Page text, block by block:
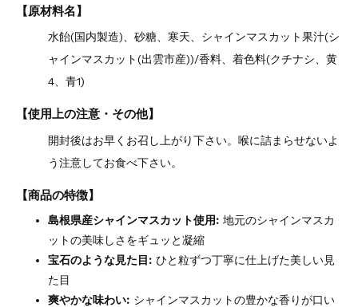
【原材料名】
水飴(国内製造)、砂糖、寒天、シャインマスカット果汁(シ
ャインマスカット(出雲市産))/香料、着色料(クチナシ、黄
4、青1)
【使用上の注意・その他】
開封後はお早くお召し上がり下さい。喉に詰まらせないよ
う注意してお食べ下さい。
【商品の特徴】
島根県産シャインマスカット使用:地元のシャインマスカ
ットの美味しさをギュッと凝縮
宝石のような見た目:ひと粒ずつ丁寧に仕上げた美しい見
た目
爽やかな味わい:シャインマスカットの豊かな香りが口い